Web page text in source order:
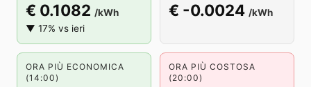
€ 0.1082 /kWh
▼ 17% vs ieri
€ -0.0024 /kWh
ORA PIÙ ECONOMICA
(14:00)
ORA PIÙ COSTOSA
(20:00)